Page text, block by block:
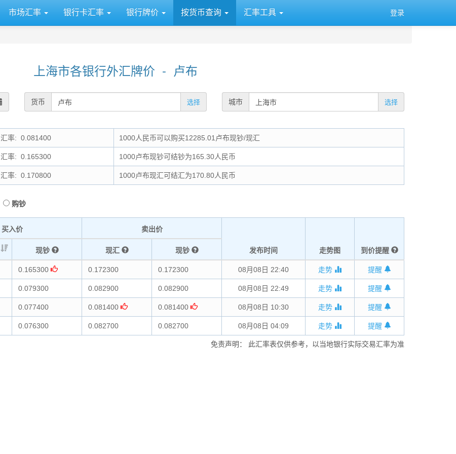
市场汇率 银行卡汇率 银行牌价 按货币查询 汇率工具 登录
上海市各银行外汇牌价 - 卢布
货币 选择 城市 选择
汇率: 0.081400 1000人民币可以购买12285.01卢布现钞/现汇
汇率: 0.165300 1000卢布现钞可结钞为165.30人民币
汇率: 0.170800 1000卢布现汇可结汇为170.80人民币
购钞
买入价 卖出价
发布时间 走势图 到价提醒
现钞 现汇 现钞
0.165300 0.172300 0.172300 08月08日 22:40 走势 提醒
0.079300 0.082900 0.082900 08月08日 22:49 走势 提醒
0.077400 0.081400 0.081400 08月08日 10:30 走势 提醒
0.076300 0.082700 0.082700 08月08日 04:09 走势 提醒
免责声明： 此汇率表仅供参考，以当地银行实际交易汇率为准